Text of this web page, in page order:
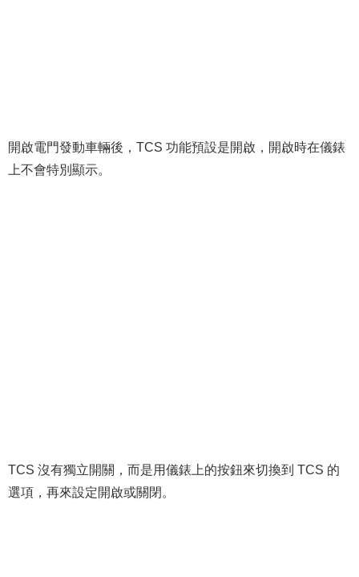
開啟電門發動車輛後，TCS 功能預設是開啟，開啟時在儀錶
上不會特別顯示。
TCS 沒有獨立開關，而是用儀錶上的按鈕來切換到 TCS 的
選項，再來設定開啟或關閉。